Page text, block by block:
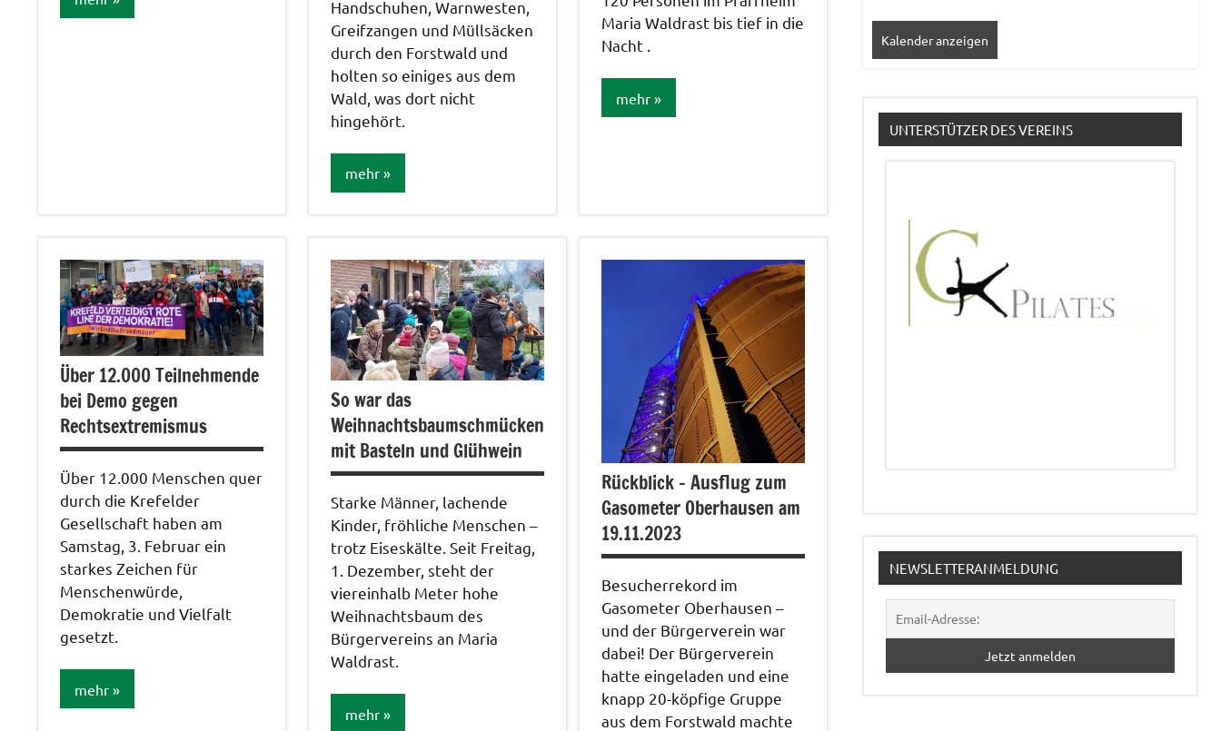
Handschuhen, Warnwesten,
Greifzangen und Müllsäcken
durch den Forstwald und
holten so einiges aus dem
Wald, was dort nicht
hingehört.
mehr
Bildergalerie
Maria Waldrast bis tief in die
Nacht .
mehr
Über 12.000 Teilnehmende
bei Demo gegen
Rechtsextremismus
Über 12.000 Menschen quer
durch die Krefelder
Gesellschaft haben am
Samstag, 3. Februar ein
starkes Zeichen für
Menschenwürde,
Demokratie und Vielfalt
gesetzt.
mehr
So war das
Weihnachtsbaumschmücken
mit Basteln und Glühwein
Starke Männer, lachende
Kinder, fröhliche Menschen –
trotz Eiseskälte. Seit Freitag,
1. Dezember, steht der
viereinhalb Meter hohe
Weihnachtsbaum des
Bürgervereins an Maria
Waldrast.
mehr
Rückblick – Ausflug zum
Gasometer Oberhausen am
19.11.2023
Besucherrekord im
Gasometer Oberhausen –
und der Bürgerverein war
dabei! Der Bürgerverein
hatte eingeladen und eine
knapp 20-köpfige Gruppe
aus dem Forstwald machte
Kalender anzeigen
UNTERSTÜTZER DES VEREINS
NEWSLETTERANMELDUNG